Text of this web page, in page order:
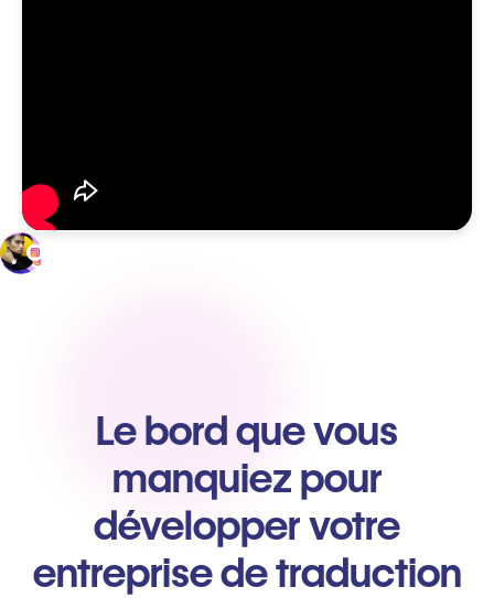
Le bord que vous
manquiez pour
développer votre
entreprise de traduction